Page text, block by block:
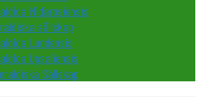
Nidarosiensis
sällskap
Lundensis
Upsaliensis
Sällskap